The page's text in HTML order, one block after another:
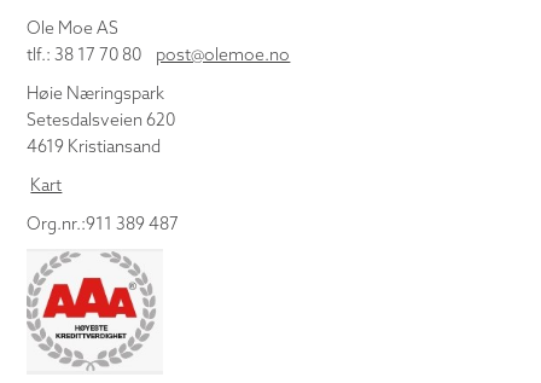
Ole Moe AS
tlf.: 38 17 70 80 post@olemoe.no
Høie Næringspark
Setesdalsveien 620
4619 Kristiansand
Kart
Org.nr.:911 389 487